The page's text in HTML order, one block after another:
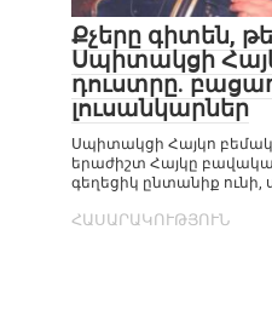
Քչերը գիտեն,
Սպիտակցի
դուստրը.
լուսանկարներ
Սպիտակցի Հայկո
երաժիշտ Հայկը
գեղեցիկ ընտանիք ունի,
ՀԱՍԱՐԱԿՈՒԹՅՈՒՆ